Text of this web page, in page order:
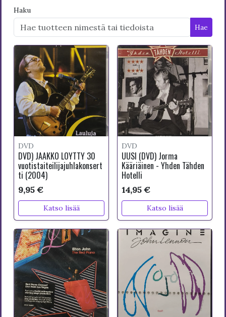
Haku
Hae
DVD
DVD) JAAKKO LÖYTTY 30
vuotistaiteilijajuhlakonsert
ti (2004)
9,95 €
Katso lisää
DVD
UUSI (DVD) Jorma
Kääriäinen - Yhden Tähden
Hotelli
14,95 €
Katso lisää